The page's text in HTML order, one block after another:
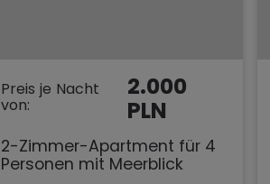
Preis je Nacht
von:
2.000
PLN
2-Zimmer-Apartment für 4
Personen mit Meerblick